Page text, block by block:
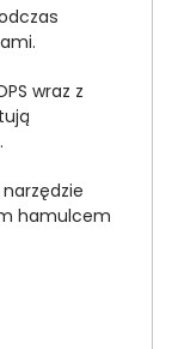
wraz z
hamulcem